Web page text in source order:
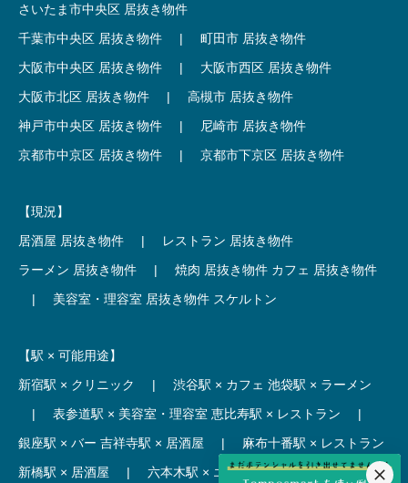
さいたま市中央区 居抜き物件
千葉市中央区 居抜き物件
|
町田市 居抜き物件
大阪市中央区 居抜き物件
|
大阪市西区 居抜き物件
大阪市北区 居抜き物件
|
高槻市 居抜き物件
神戸市中央区 居抜き物件
|
尼崎市 居抜き物件
京都市中京区 居抜き物件
| 京都市下京区 居抜き物件
【現況】
居酒屋 居抜き物件
|
レストラン 居抜き物件
ラーメン 居抜き物件
| 焼肉 居抜き物件 カフェ 居抜き物件
|
美容室・理容室 居抜き物件 スケルトン
【駅 × 可能用途】
新宿駅 × クリニック
| 渋谷駅 × カフェ 池袋駅 × ラーメン
|
表参道駅 × 美容室・理容室 恵比寿駅 × レストラン
|
銀座駅 × バー 吉祥寺駅 × 居酒屋 |
麻布十番駅 × レストラン
新橋駅 × 居酒屋
| 六本木駅 × エステ・マッサージ・サロン